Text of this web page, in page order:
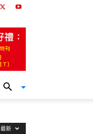
最新